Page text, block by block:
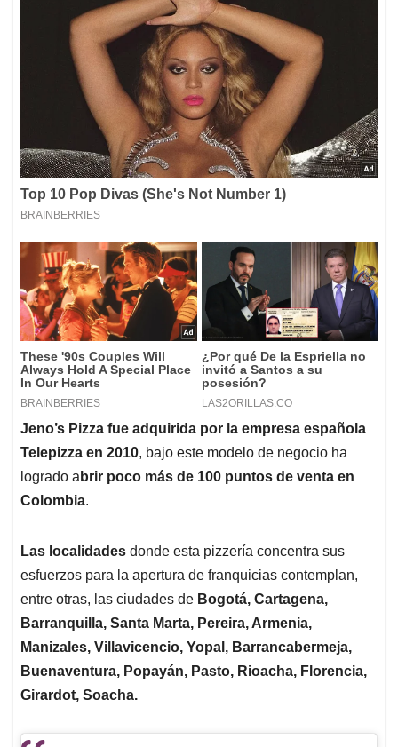
Jeno’s Pizza fue adquirida por la empresa española
Telepizza en 2010, bajo este modelo de negocio ha
logrado a brir poco más de 100 puntos de venta en
Colombia.
Las localidades donde esta pizzería concentra sus
esfuerzos para la apertura de franquicias contemplan,
entre otras, las ciudades de Bogotá, Cartagena,
Barranquilla, Santa Marta, Pereira, Armenia,
Manizales, Villavicencio, Yopal, Barrancabermeja,
Buenaventura, Popayán, Pasto, Rioacha, Florencia,
Girardot, Soacha.